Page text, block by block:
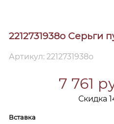
2212731938o Серьги
Артикул: 2212731938o
7 761
Скидка
Вставка